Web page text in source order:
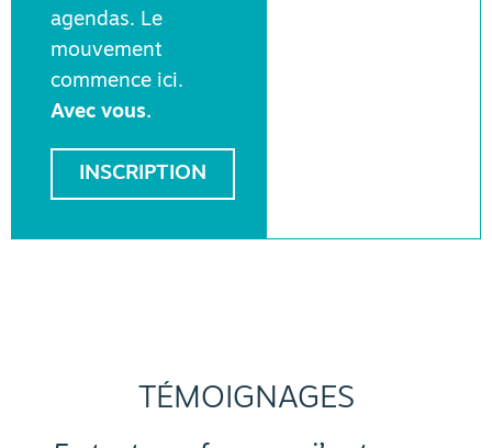
agendas. Le
mouvement
commence ici.
Avec vous.
INSCRIPTION
TÉMOIGNAGES